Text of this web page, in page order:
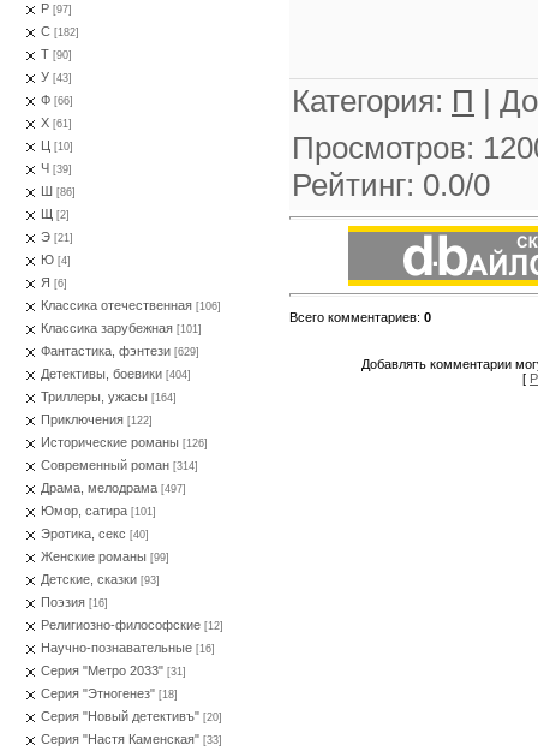
Р [97]
С [182]
Т [90]
У [43]
Ф [66]
Х [61]
Ц [10]
Ч [39]
Ш [86]
Щ [2]
Э [21]
Ю [4]
Я [6]
Классика отечественная [106]
Классика зарубежная [101]
Фантастика, фэнтези [629]
Детективы, боевики [404]
Триллеры, ужасы [164]
Приключения [122]
Исторические романы [126]
Современный роман [314]
Драма, мелодрама [497]
Юмор, сатира [101]
Эротика, секс [40]
Женские романы [99]
Детские, сказки [93]
Поэзия [16]
Религиозно-философские [12]
Научно-познавательные [16]
Серия "Метро 2033" [31]
Серия "Этногенез" [18]
Серия "Новый детективъ" [20]
Серия "Настя Каменская" [33]
Категория: П |
Просмотров:
Рейтинг: 0.0/0
Всего комментариев: 0
Добавлять комментарии
[